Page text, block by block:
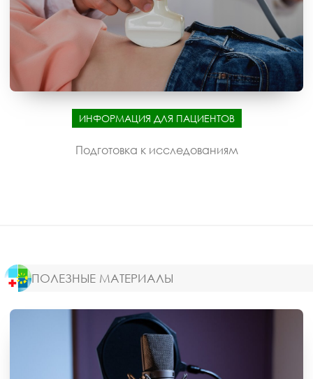
ИНФОРМАЦИЯ ДЛЯ ПАЦИЕНТОВ
Подготовка к исследованиям
ПОЛЕЗНЫЕ МАТЕРИАЛЫ